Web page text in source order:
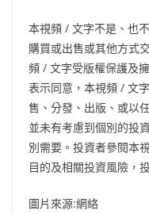
本視頻 / 文字不是、也
購買或出售或其他方式
頻 / 文字受版權保護及
表示同意，本視頻 / 文
售、分發、出版、或以
並未有考慮到個別的投
別需要。投資者參閱本
目的及相關投資風險，
圖片來源:網絡